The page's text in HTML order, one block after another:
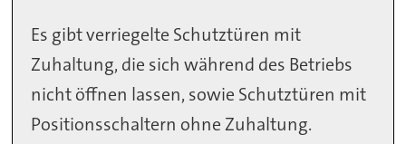
Es gibt verriegelte Schutztüren mit
Zuhaltung, die sich während des Betriebs
nicht öffnen lassen, sowie Schutztüren mit
Positionsschaltern ohne Zuhaltung.